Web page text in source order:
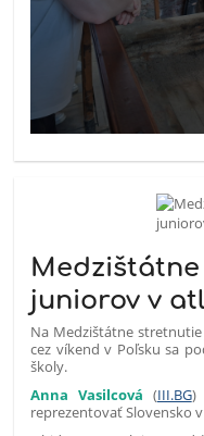
juniorov v
Na Medzištátne
cez víkend v Poľsku sa
školy.
Anna Vasilcová (III.BG)
reprezentovať Slovensko